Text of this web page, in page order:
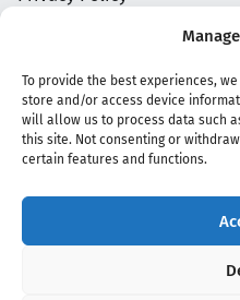
To provide the best experiences,
store and/or access device
will allow us to process data such
this site. Not consenting or
certain features and functions.